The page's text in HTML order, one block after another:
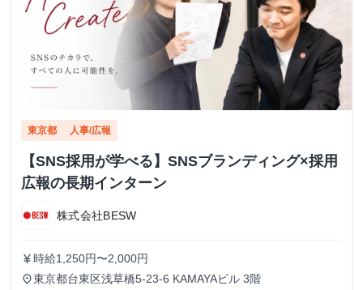
東京都 人事/広報
【SNS採用が学べる】SNSブランディング×採用
広報の長期インターン
株式会社BESW
currency_yen 時給1,250円〜2,000円
place東京都台東区浅草橋5-23-6 KAMAYAビル 3階